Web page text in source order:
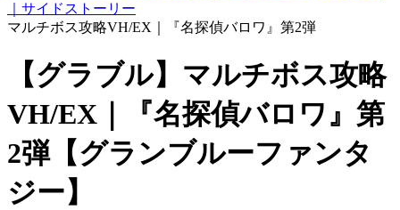
｜サイドストーリー
マルチボス攻略VH/EX｜『名探偵バロワ』第2弾
【グラブル】マルチボス攻略
VH/EX｜『名探偵バロワ』第
2弾【グランブルーファンタ
ジー】